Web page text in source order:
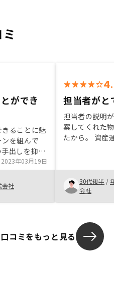
ができ
ることに魅
を組んで
出しを抑え
っても賃料
ましたが、
た。
2023年03月19日
会社
担当者がと
担当者の説明
案してくれた
たから。 資産
の動向を見て
30代後半 /
会社
コミをもっと見る